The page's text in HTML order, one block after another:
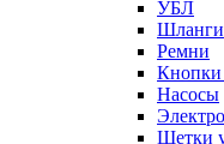
УБЛ
Шланги
Ремни
Кнопки
Насосы
Щетки